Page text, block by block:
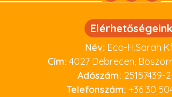
Elérhetőségeink
Név: Eco-H.Sarah
Cím: 4027 Debrecen,
Adószám: 25157439-
Telefonszám: +36 30